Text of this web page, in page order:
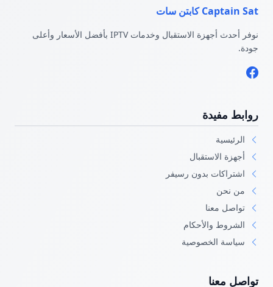
Captain Sat كابتن سات
نوفر أحدث أجهزة الاستقبال وخدمات IPTV بأفضل الأسعار وأعلى
جودة.
روابط مفيدة
الرئيسية
أجهزة الاستقبال
اشتراكات بدون رسيفر
من نحن
تواصل معنا
الشروط والأحكام
سياسة الخصوصية
تواصل معنا